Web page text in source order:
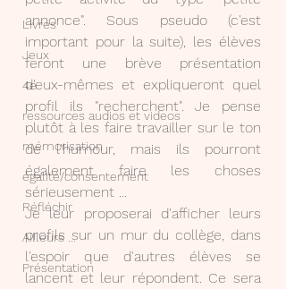
Livres
Jeux
4e
ressources audios et videos
mémorisation
égalité/consentement
Réfléchir
Ailleurs ...
Présentation
annonce". Sous pseudo (c'est
important pour la suite), les élèves
feront une brève présentation
d'eux-mêmes et expliqueront quel
profil ils "recherchent". Je pense
plutôt à les faire travailler sur le ton
de l'humour, mais ils pourront
également faire les choses
sérieusement ...
Je leur proposerai d'afficher leurs
profils sur un mur du collège, dans
l'espoir que d'autres élèves se
lancent et leur répondent. Ce sera